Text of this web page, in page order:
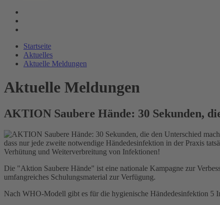
Startseite
Aktuelles
Aktuelle Meldungen
Aktuelle Meldungen
AKTION Saubere Hände: 30 Sekunden,
dass nur jede zweite notwendige Händedesinfektion in der Praxis
Verhütung und Weiterverbreitung von Infektionen!
Die "Aktion Saubere Hände" ist eine nationale Kampagne zur
umfangreiches Schulungsmaterial zur Verfügung.
Nach WHO-Modell gibt es für die hygienische Händedesinfektion 5